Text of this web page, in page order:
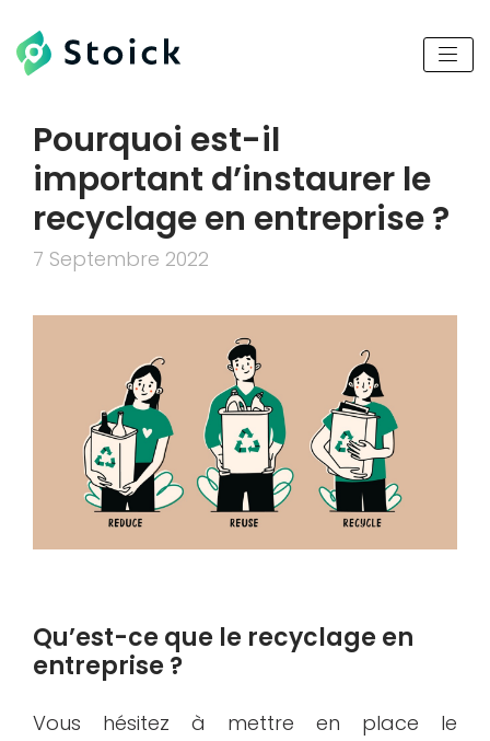
Pourquoi est-il
important d’instaurer le
recyclage en entreprise ?
7 Septembre 2022
Qu’est-ce que le recyclage en
entreprise ?
Vous hésitez à mettre en place le